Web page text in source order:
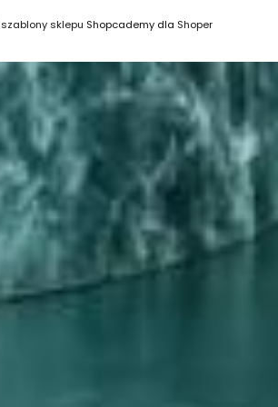
szablony sklepu Shopcademy dla Shoper